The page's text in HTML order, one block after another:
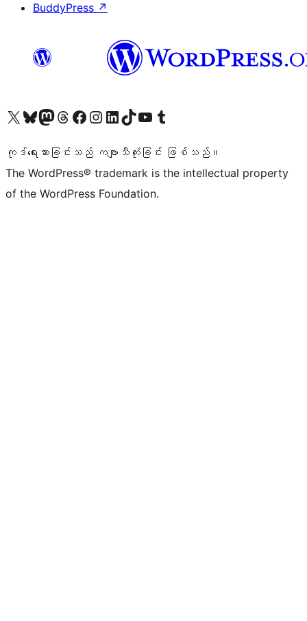
BuddyPress ↗
ကျွန်ုပ်တို့၏ X (ယခင် Twitter) အကောင့်သို့ သွားရောက်ကြည့်ရှုပါကျွန်ုပ်တို့၏ Bluesky အကောင့်သို့ ဝင်ရောက်ကြည့်ရှုရန်
ကျွန်ုပ်တို့၏ Mastodon အကောင့်သို့ သွားရောက်ကြည့်ရှုပါကျွန်ုပ်တို့၏ Threads အကောင့်သို့ ဝင်ရောက်ကြည့်ရှုရန်
ကျွန်ုပ်တို့၏ Facebook စာမျက်နှာသို့ သွားရောက်ကြည့်ရှုပါကျွန်ုပ်တို့၏ Instagram အကောင့်သို့ သွားရောက်ကြည့်ရှုပါ ကျွန်ုပ်တို့၏ LinkedIn အကောင့်သို့ သွားရောက်ကြည့်ရှုပါကျွန်ုပ်တို့၏ TikTok အကောင့်သို့ ဝင်ရောက်ကြည့်ရှုရန်
ကျွန်ုပ်တို့၏ YouTube ချန်နယ်သို့ သွားရောက်ကြည့်ရှုပါ ကျွန်ုပ်တို့၏ Tumblr အကောင့်သို့ ဝင်ရောက်ကြည့်ရှုရန်
ကုဒ်ရေးသားခြင်းသည် ကဗျာသီကုံးခြင်း ဖြစ်သည်။
The WordPress® trademark is the intellectual property
of the WordPress Foundation.